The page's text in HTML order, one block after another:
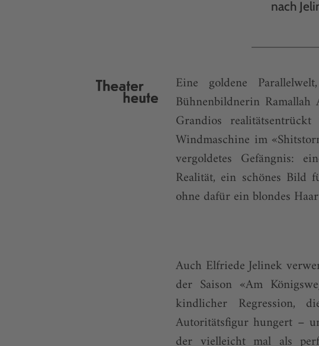
nach
Eine goldene
Bühnenbildnerin
Grandios
Windmaschine im
vergoldetes Gefängnis:
Realität, ein schönes Bild
ohne dafür ein blondes
Auch Elfriede Jelinek
der Saison «Am
kindlicher Regres­sion,
Autoritätsfigur hungert –
der vielleicht mal als